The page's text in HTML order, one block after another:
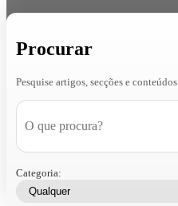
Procurar
Pesquise artigos, secções e conteúdos
Categoria: